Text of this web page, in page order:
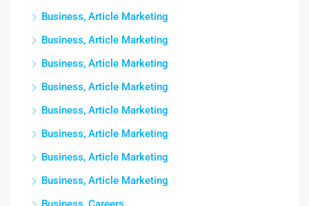
Business, Article Marketing
Business, Article Marketing
Business, Article Marketing
Business, Article Marketing
Business, Article Marketing
Business, Article Marketing
Business, Article Marketing
Business, Article Marketing